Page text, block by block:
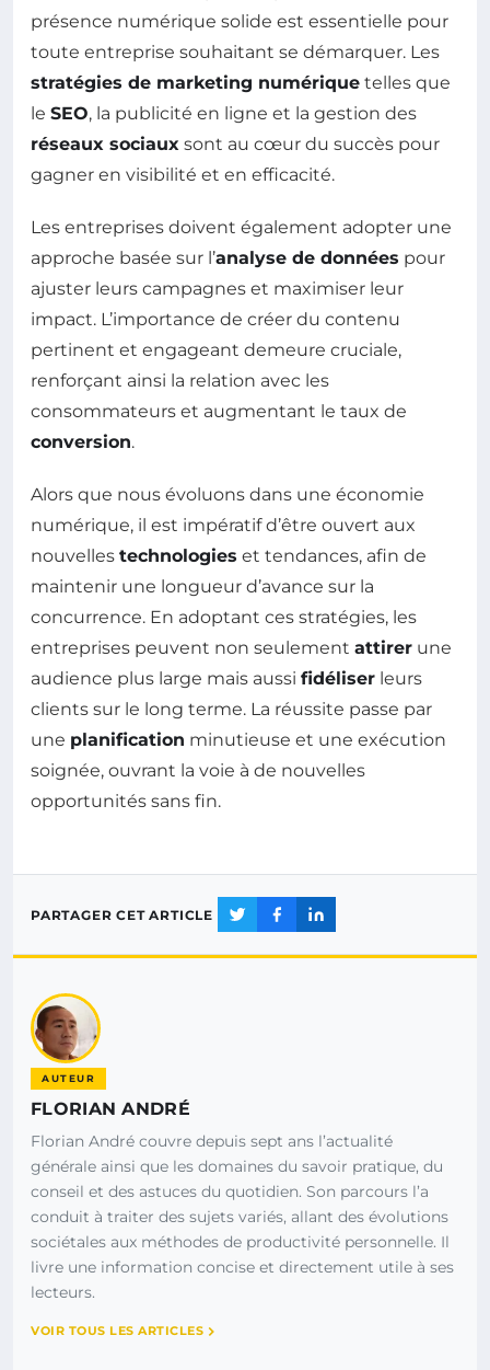
présence numérique solide est essentielle pour
toute entreprise souhaitant se démarquer. Les
stratégies de marketing numérique telles que
le SEO, la publicité en ligne et la gestion des
réseaux sociaux sont au cœur du succès pour
gagner en visibilité et en efficacité.
Les entreprises doivent également adopter une
approche basée sur l’analyse de données pour
ajuster leurs campagnes et maximiser leur
impact. L’importance de créer du contenu
pertinent et engageant demeure cruciale,
renforçant ainsi la relation avec les
consommateurs et augmentant le taux de
conversion.
Alors que nous évoluons dans une économie
numérique, il est impératif d’être ouvert aux
nouvelles technologies et tendances, afin de
maintenir une longueur d’avance sur la
concurrence. En adoptant ces stratégies, les
entreprises peuvent non seulement attirer une
audience plus large mais aussi fidéliser leurs
clients sur le long terme. La réussite passe par
une planification minutieuse et une exécution
soignée, ouvrant la voie à de nouvelles
opportunités sans fin.
PARTAGER CET ARTICLE
AUTEUR
FLORIAN ANDRÉ
Florian André couvre depuis sept ans l’actualité
générale ainsi que les domaines du savoir pratique, du
conseil et des astuces du quotidien. Son parcours l’a
conduit à traiter des sujets variés, allant des évolutions
sociétales aux méthodes de productivité personnelle. Il
livre une information concise et directement utile à ses
lecteurs.
VOIR TOUS LES ARTICLES